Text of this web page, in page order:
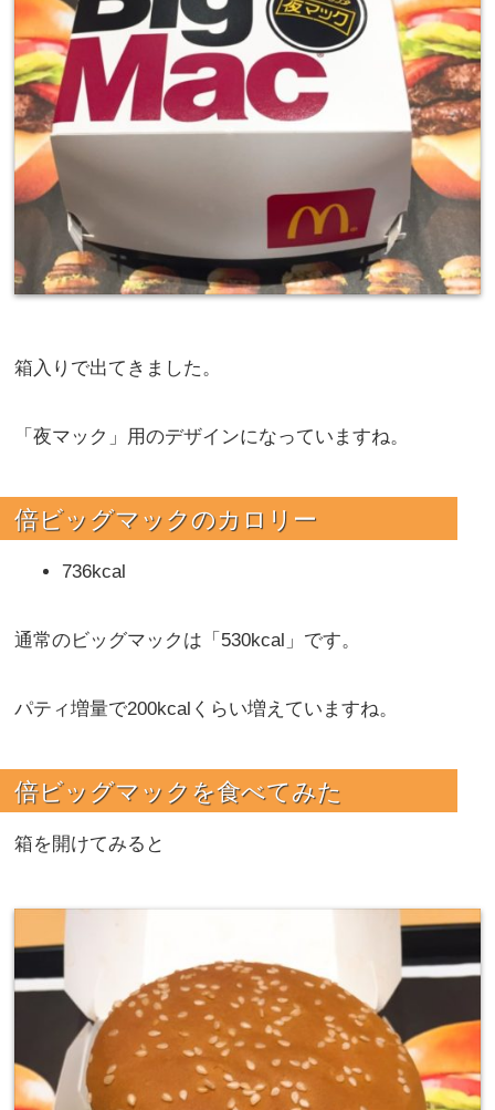
箱入りで出てきました。
「夜マック」用のデザインになっていますね。
倍ビッグマックのカロリー
736kcal
通常のビッグマックは「530kcal」です。
パティ増量で200kcalくらい増えていますね。
倍ビッグマックを食べてみた
箱を開けてみると